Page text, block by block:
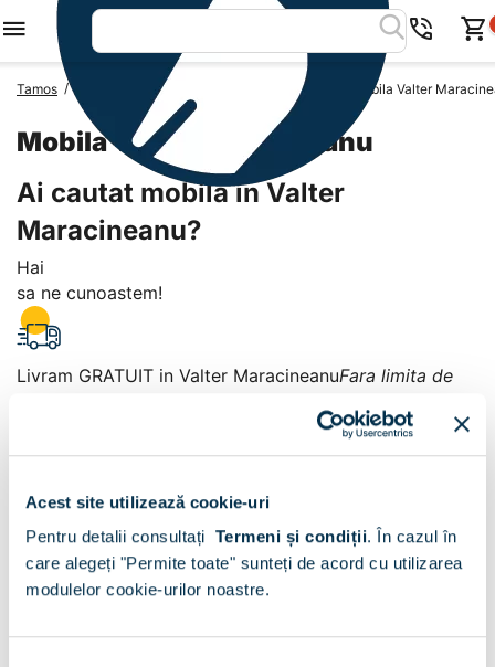
Acest site utilizează cookie-uri
Pentru detalii consultați Termeni și condiții. În cazul în
care alegeți "Permite toate" sunteți de acord cu utilizarea
modulelor cookie-urilor noastre.
Tamos / Mobila Romania Mobila Judetul Giurgiu Mobila Valter
Mobila Valter Maracineanu
Ai cautat mobila in Valter
Maracineanu?
Hai
sa ne cunoastem!
Livram GRATUIT in Valter MaracineanuFara limita de
Plata la livrare sau in magazin
Valter Maracineanu
+